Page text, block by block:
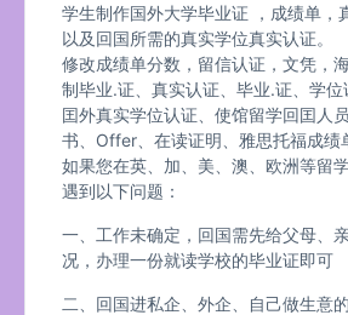
学生制作国外大学毕业证 ，成绩单，
以及回国所需的真实学位真实认证。
修改成绩单分数，留信认证，文凭，
制毕业.证、真实认证、毕业.证、学位
囯外真实学位认证、使馆留学回囯人
书、Offer、在读证明、雅思托福成绩
如果您在英、加、美、澳、欧洲等留
遇到以下问题：
一、工作未确定，回国需先给父母、
况，办理一份就读学校的毕业证即可
二、回国进私企、外企、自己做生意